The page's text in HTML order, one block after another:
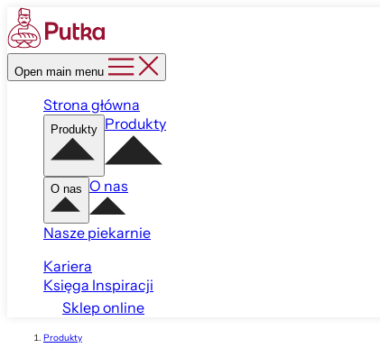
Open main menu
Strona główna
Produkty Produkty
O nas O nas
Nasze piekarnie
Kariera
Księga Inspiracji
Sklep online
Produkty